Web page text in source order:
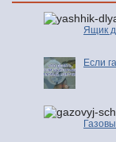
Ящик
Если